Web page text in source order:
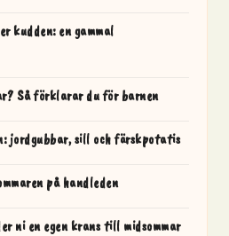
kudden: en gammal
Så förklarar du för barnen
jordgubbar, sill och färskpotatis
på handleden
ni en egen krans till midsommar